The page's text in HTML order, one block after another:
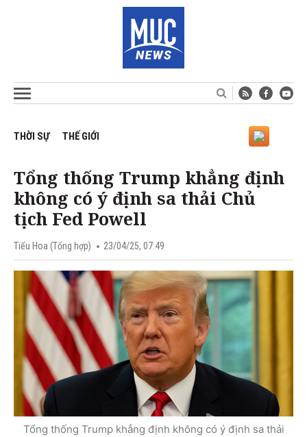
THỜI SỰ THẾ GIỚI
Tổng thống Trump khẳng định
không có ý định sa thải Chủ
tịch Fed Powell
Tiểu Hoa (Tổng hợp) 23/04/25, 07:49
Tổng thống Trump khẳng định không có ý định sa thải